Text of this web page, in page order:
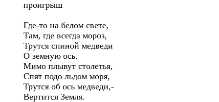
проигрыш
Где-то на белом свете,
Там, где всегда мороз,
Трутся спиной медведи
О земную ось.
Мимо плывут столетья,
Спят подо льдом моря,
Трутся об ось медведи,-
Вертится Земля.